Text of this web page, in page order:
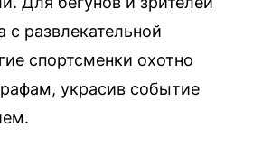
с развлекательной
спортсменки охотно
украсив событие